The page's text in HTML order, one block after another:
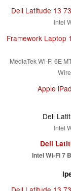
Dell Latitude 13
Intel
Framework Laptop
MediaTek Wi-Fi 6E
Apple
Dell
Intel
Dell
Intel Wi-Fi 7